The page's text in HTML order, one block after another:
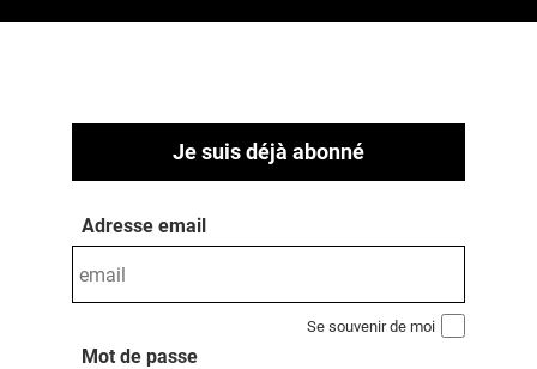
Je suis déjà abonné
Adresse email
Se souvenir de moi
Mot de passe